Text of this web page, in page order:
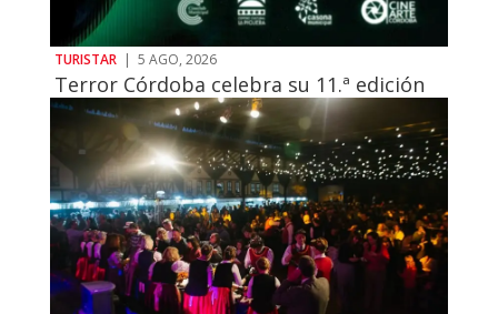
TURISTAR | 5 AGO, 2026
Terror Córdoba celebra su 11.ª edición